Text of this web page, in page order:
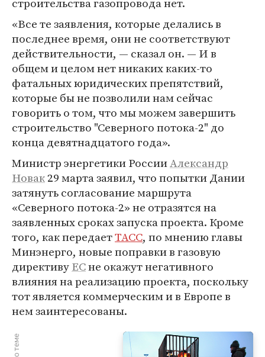
«Все те заявления, которые делались в
последнее время, они не соответствуют
действительности, — сказал он. — И в
общем и целом нет никаких каких-то
фатальных юридических препятствий,
которые бы не позволили нам сейчас
говорить о том, что мы можем завершить
строительство "Северного потока-2" до
конца девятнадцатого года».
Министр энергетики РоссииАлександр
Новак29 марта заявил, что попытки Дании
затянуть согласование маршрута
«Северного потока-2» не отразятся на
заявленных сроках запуска проекта. Кроме
того, как передаетТАСС, по мнению главы
Минэнерго, новые поправки в газовую
директивуЕСне окажут негативного
влияния на реализацию проекта, поскольку
тот является коммерческим и в Европе в
нем заинтересованы.